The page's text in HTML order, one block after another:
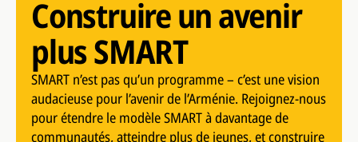
Construire un avenir
plus SMART
SMART n’est pas qu’un programme – c’est une vision
audacieuse pour l’avenir de l’Arménie. Rejoignez-nous
pour étendre le modèle SMART à davantage de
communautés, atteindre plus de jeunes, et construire